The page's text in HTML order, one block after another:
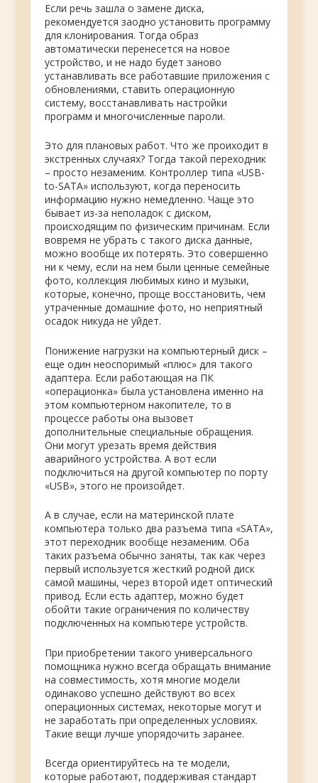
Если речь зашла о замене диска,
рекомендуется заодно установить программу
для клонирования. Тогда образ
автоматически перенесется на новое
устройство, и не надо будет заново
устанавливать все работавшие приложения с
обновлениями, ставить операционную
систему, восстанавливать настройки
программ и многочисленные пароли.
Это для плановых работ. Что же проиходит в
экстренных случаях? Тогда такой переходник
– просто незаменим. Контроллер типа «USB-
to-SATA» используют, когда переносить
информацию нужно немедленно. Чаще это
бывает из-за неполадок с диском,
происходящим по физическим причинам. Если
вовремя не убрать с такого диска данные,
можно вообще их потерять. Это совершенно
ни к чему, если на нем были ценные семейные
фото, коллекция любимых кино и музыки,
которые, конечно, проще восстановить, чем
утраченные домашние фото, но неприятный
осадок никуда не уйдет.
Понижение нагрузки на компьютерный диск –
еще один неоспоримый «плюс» для такого
адаптера. Если работающая на ПК
«операционка» была установлена именно на
этом компьютерном накопителе, то в
процессе работы она вызовет
дополнительные специальные обращения.
Они могут урезать время действия
аварийного устройства. А вот если
подключиться на другой компьютер по порту
«USB», этого не произойдет.
А в случае, если на материнской плате
компьютера только два разъема типа «SATA»,
этот переходник вообще незаменим. Оба
таких разъема обычно заняты, так как через
первый используется жесткий родной диск
самой машины, через второй идет оптический
привод. Если есть адаптер, можно будет
обойти такие ограничения по количеству
подключенных на компьютере устройств.
При приобретении такого универсального
помощника нужно всегда обращать внимание
на совместимость, хотя многие модели
одинаково успешно действуют во всех
операционных системах, некоторые могут и
не заработать при определенных условиях.
Такие вещи лучше упорядочить заранее.
Всегда ориентируйтесь на те модели,
которые работают, поддерживая стандарт